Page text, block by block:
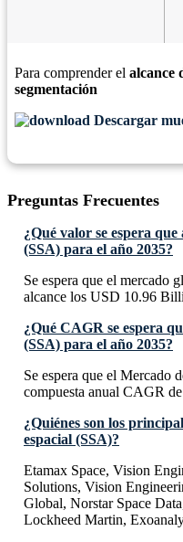
Para comprender el alcance
segmentación
Descargar
Preguntas Frecuentes
¿Qué valor se espera
(SSA) para el año 2035?
Se espera que el mercado
alcance los USD 10.96
¿Qué CAGR se espera
(SSA) para el año 2035?
Se espera que el Mercado
compuesta anual CAGR
¿Quiénes son los
espacial (SSA)?
Etamax Space, Vision
Solutions, Vision
Global, Norstar Space
Lockheed Martin,